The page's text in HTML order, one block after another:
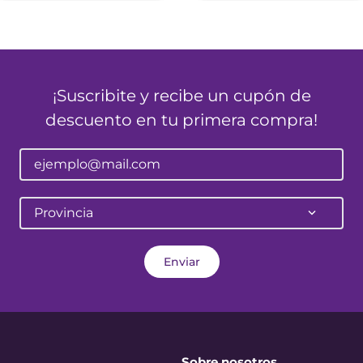
¡Suscribite y recibe un cupón de
descuento en tu primera compra!
Provincia
Enviar